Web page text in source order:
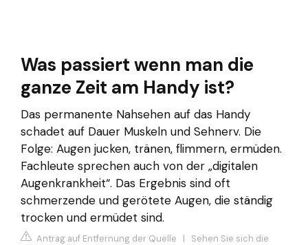
Was passiert wenn man die
ganze Zeit am Handy ist?
Das permanente Nahsehen auf das Handy
schadet auf Dauer Muskeln und Sehnerv. Die
Folge: Augen jucken, tränen, flimmern, ermüden.
Fachleute sprechen auch von der „digitalen
Augenkrankheit“. Das Ergebnis sind oft
schmerzende und gerötete Augen, die ständig
trocken und ermüdet sind.
Antrag auf Entfernung der Quelle | Sehen Sie sich die